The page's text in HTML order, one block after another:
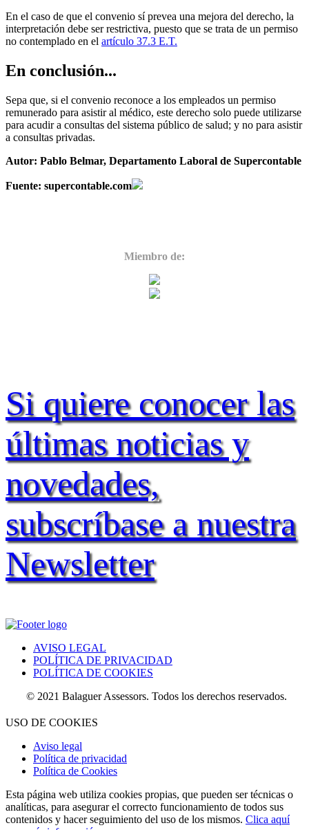
En el caso de que el convenio sí prevea una mejora del derecho, la
interpretación debe ser restrictiva, puesto que se trata de un permiso
no contemplado en el artículo 37.3 E.T.
En conclusión...
Sepa que, si el convenio reconoce a los empleados un permiso
remunerado para asistir al médico, este derecho solo puede utilizarse
para acudir a consultas del sistema público de salud; y no para asistir
a consultas privadas.
Autor: Pablo Belmar, Departamento Laboral de Supercontable
Fuente: supercontable.com
Miembro de:
Si quiere conocer las
últimas noticias y
novedades,
subscríbase a nuestra
Newsletter
AVISO LEGAL
POLÍTICA DE PRIVACIDAD
POLÍTICA DE COOKIES
© 2021 Balaguer Assessors. Todos los derechos reservados.
USO DE COOKIES
Aviso legal
Política de privacidad
Política de Cookies
Esta página web utiliza cookies propias, que pueden ser técnicas o
analíticas, para asegurar el correcto funcionamiento de todos sus
contenidos y hacer seguimiento del uso de los mismos. Clica aquí